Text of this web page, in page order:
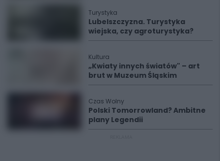
Turystyka
Lubelszczyzna. Turystyka
wiejska, czy agroturystyka?
Kultura
„Kwiaty innych światów" – art
brut w Muzeum Śląskim
Czas Wolny
Polski Tomorrowland? Ambitne
plany Legendii